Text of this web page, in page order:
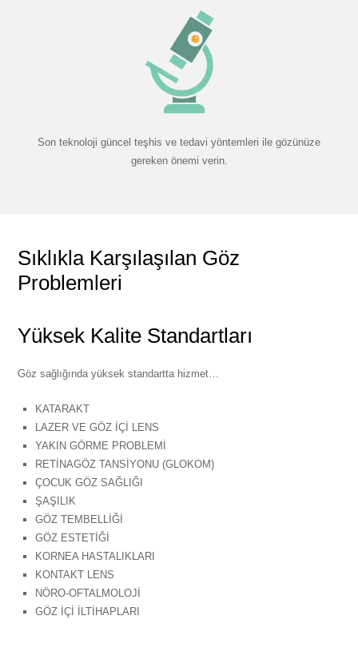
Son teknoloji güncel teşhis ve tedavi yöntemleri ile gözünüze
gereken önemi verin.
Sıklıkla Karşılaşılan Göz
Problemleri
Yüksek Kalite Standartları
Göz sağlığında yüksek standartta hizmet…
KATARAKT
LAZER VE GÖZ İÇİ LENS
YAKIN GÖRME PROBLEMİ
RETİNAGÖZ TANSİYONU (GLOKOM)
ÇOCUK GÖZ SAĞLIĞI
ŞAŞILIK
GÖZ TEMBELLİĞİ
GÖZ ESTETİĞİ
KORNEA HASTALIKLARI
KONTAKT LENS
NÖRO-OFTALMOLOJİ
GÖZ İÇİ İLTİHAPLARI